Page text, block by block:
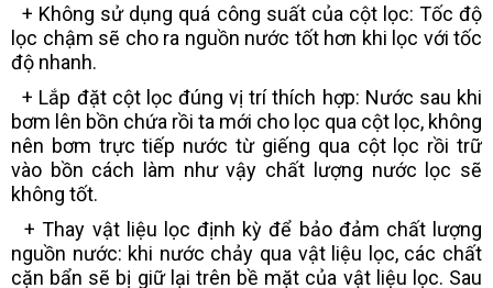
+ Không sử dụng quá công suất của cột lọc: Tốc độ
lọc chậm sẽ cho ra nguồn nước tốt hơn khi lọc với tốc
độ nhanh.
+ Lắp đặt cột lọc đúng vị trí thích hợp: Nước sau khi
bơm lên bồn chứa rồi ta mới cho lọc qua cột lọc, không
nên bơm trực tiếp nước từ giếng qua cột lọc rồi trữ
vào bồn cách làm như vậy chất lượng nước lọc sẽ
không tốt.
+ Thay vật liệu lọc định kỳ để bảo đảm chất lượng
nguồn nước: khi nước chảy qua vật liệu lọc, các chất
cặn bẩn sẽ bị giữ lại trên bề mặt của vật liệu lọc. Sau